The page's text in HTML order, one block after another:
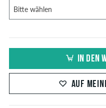
IN DEN
AUF